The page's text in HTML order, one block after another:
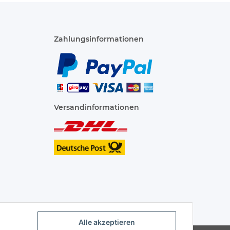
Alle akzeptieren
Zahlungsinformationen
Versandinformationen